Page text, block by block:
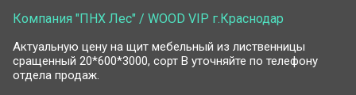
Компания "ПНХ Лес" / WOOD VIP г.Краснодар
Актуальную цену на щит мебельный из лиственницы
сращенный 20*600*3000, сорт В уточняйте по телефону
отдела продаж.